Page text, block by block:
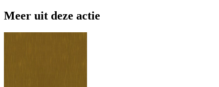
Meer uit deze actie